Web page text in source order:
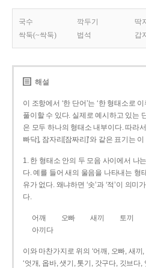
국수 깍두기 딱지
싹둑(~싹둑)
법석 갑
해설
이 조항에서 ‘한 단어’는 ‘한 형태소로
풀이할 수 있다. 실제로 예시하고 있는
은 모두 하나의 형태소 내부이다. 따라
빠닥], 잠자리[잠짜리]’와 같은 표기는
1. 한 형태소 안의 두 모음 사이에서 나
다. 예를 들어 새의 울음을 나타내는 형태
유가 없다. 왜냐하면 ‘솟’과 ‘적’이 의미
다.
어깨 오빠 새끼 토끼
아끼다
이와 마찬가지로 위의 ‘어깨, 오빠, 새끼
‘엇개, 옵바, 샛기, 톳기, 갓구다, 깃브다,